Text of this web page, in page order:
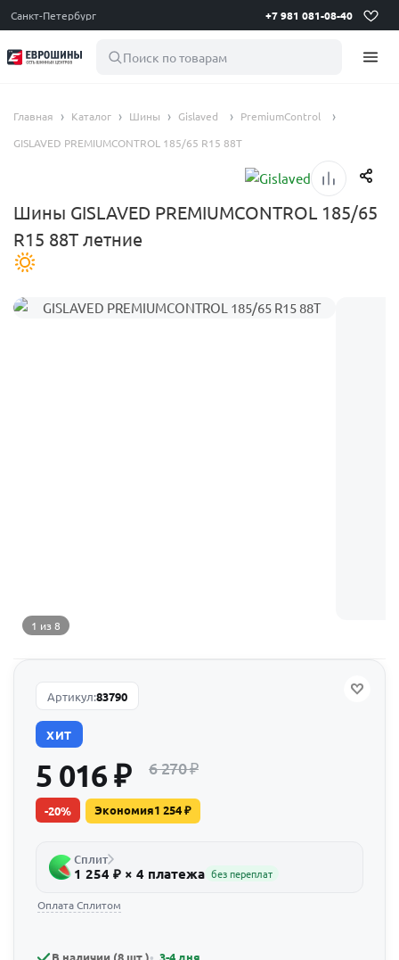
Санкт-Петербург +7 981 081-08-40
Поиск по товарам
Главная Каталог Шины Gislaved
PremiumControl
GISLAVED PREMIUMCONTROL 185/65 R15 88T
Шины GISLAVED PREMIUMCONTROL 185/65
R15 88T летние
1 из 8
Артикул:83790
ХИТ
5 016₽ 6 270₽
-20% Экономия1 254₽
Сплит
1 254 ₽ × 4 платежа без переплат
Оплата Сплитом
В наличии (8 шт.) 3-4 дня